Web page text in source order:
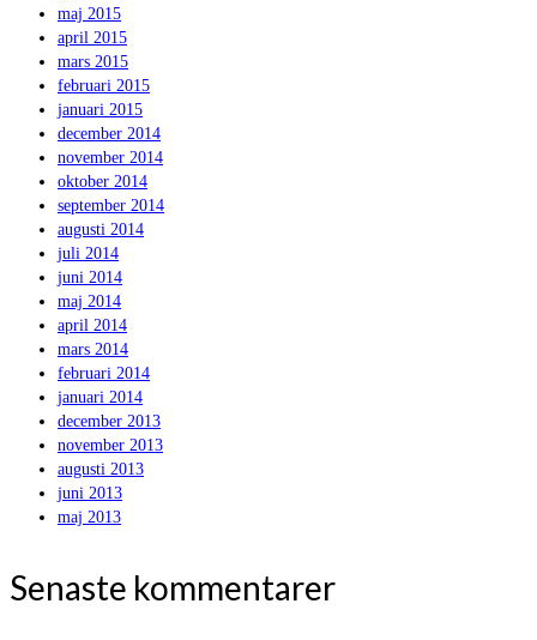
maj 2015
april 2015
mars 2015
februari 2015
januari 2015
december 2014
november 2014
oktober 2014
september 2014
augusti 2014
juli 2014
juni 2014
maj 2014
april 2014
mars 2014
februari 2014
januari 2014
december 2013
november 2013
augusti 2013
juni 2013
maj 2013
Senaste kommentarer